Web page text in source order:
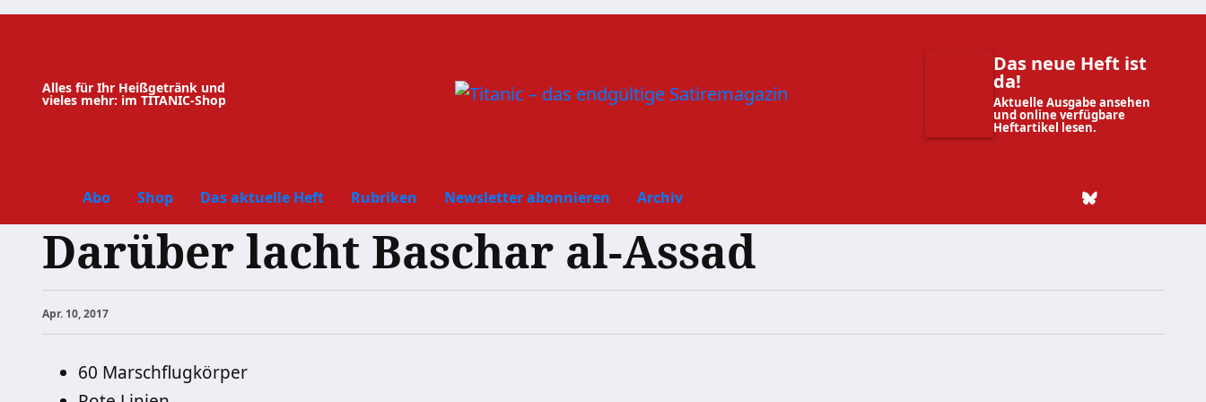
Zum
Alles für Ihr Heißgetränk und
vieles mehr: im TITANIC-Shop
Das neue Heft ist
da!
Aktuelle Ausgabe ansehen
und online verfügbare
Heftartikel lesen.
Abo Shop Das aktuelle Heft Rubriken Newsletter abonnieren Archiv
Darüber lacht Baschar al-Assad
Apr. 10, 2017
60 Marschflugkörper